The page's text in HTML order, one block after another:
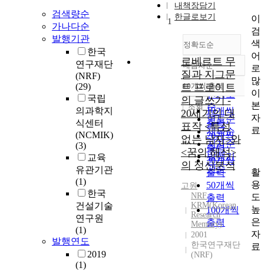
검색량순
가나다순
발행기관
한국
연구재단
(NRF)
(29)
국립
의과학지
식센터
(NCMIK)
(3)
교육
유관기관
(1)
한국
건설기술
연구원
(1)
발행연도
2019
(1)
내책장담기
한글로보기
정확도순
정확도
순
인기도
순
연도순
제목순
저자순
발행기
관순
내림차순
내림차순
10개씩 출력
10개씩
출력
20개씩
출력
30개씩
출력
50개씩
출력
100개씩
출력
조회
1
로베르트 무
질과 지그문
트 프로이트
의 글쓰기 -
20세기의 대
표작 <특성
없는 남자>와
<꿈의 해석>
의 정신분석
고원
NRF
KRM(Korean
Research
Memory)
2001
한국연구재단
(NRF)
이
검
색
어
로
많
이
본
자
료
활
용
도
높
은
자
료